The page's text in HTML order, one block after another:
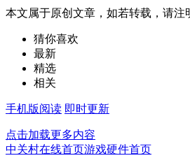
本文属于原创文章，如若转载，请注
猜你喜欢
最新
精选
相关
手机版阅读 即时更新
点击加载更多内容
中关村在线首页游戏硬件首页